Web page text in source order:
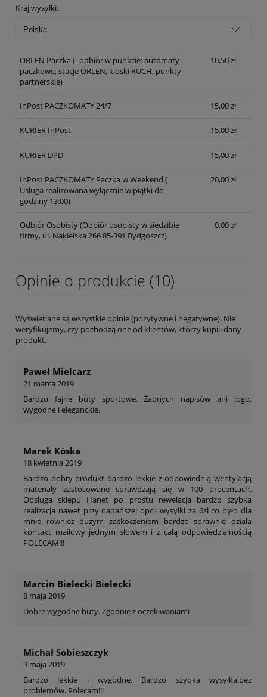
Kraj wysyłki:
ORLEN Paczka (- odbiór w punkcie: automaty
paczkowe, stacje ORLEN, kioski RUCH, punkty
partnerskie)
10,50 zł
InPost PACZKOMATY 24/7 15,00 zł
KURIER InPost 15,00 zł
KURIER DPD 15,00 zł
InPost PACZKOMATY Paczka w Weekend (
Usługa realizowana wyłącznie w piątki do
godziny 13:00)
20,00 zł
Odbiór Osobisty(Odbiór osobisty w siedzibie
firmy, ul. Nakielska 266 85-391 Bydgoszcz)
0,00 zł
Opinie o produkcie (10)
Wyświetlane są wszystkie opinie (pozytywne i negatywne). Nie
weryfikujemy, czy pochodzą one od klientów, którzy kupili dany
produkt.
Paweł Mielcarz
21 marca 2019
Bardzo fajne buty sportowe. Żadnych napisów ani logo,
wygodne i eleganckie.
Marek Kóska
18 kwietnia 2019
Bardzo dobry produkt bardzo lekkie z odpowiednią wentylacją
materiały zastosowane sprawdzają się w 100 procentach.
Obsługa sklepu Hanet po prostu rewelacja bardzo szybka
realizacja nawet przy najtańszej opcji wysyłki za 6zł co było dla
mnie również dużym zaskoczeniem bardzo sprawnie działa
kontakt mailowy jednym słowem i z całą odpowiedzialnością
POLECAM!!!
Marcin Bielecki Bielecki
8 maja 2019
Dobre wygodne buty. Zgodnie z oczekiwaniami
Michał Sobieszczyk
9 maja 2019
Bardzo lekkie i wygodne. Bardzo szybka wysyłka,bez
problemów. Polecam!!!